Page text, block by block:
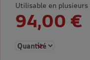
Utilisable en plusieurs
94,00 €
Sélectionner la